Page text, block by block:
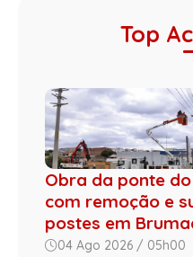
Top
Obra da ponte
com remoção e
postes em
04 Ago 2026 / 05h00